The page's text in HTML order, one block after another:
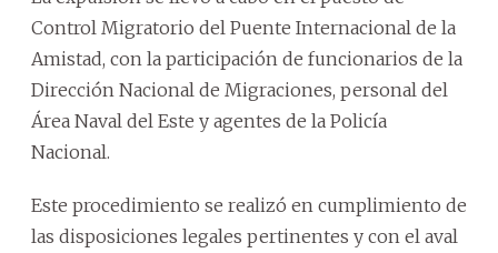
Control Migratorio del Puente Internacional de la
Amistad, con la participación de funcionarios de la
Dirección Nacional de Migraciones, personal del
Área Naval del Este y agentes de la Policía
Nacional.
Este procedimiento se realizó en cumplimiento de
las disposiciones legales pertinentes y con el aval